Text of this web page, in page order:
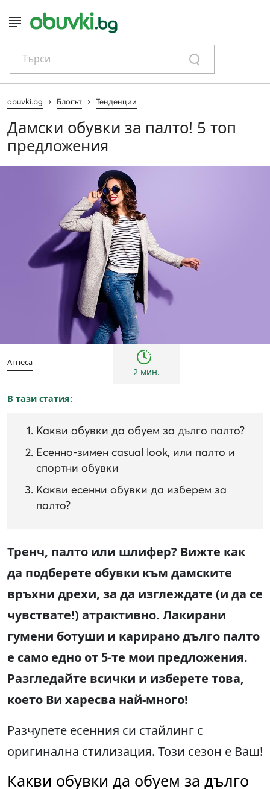
Търси
obuvki.bg › Блогът › Тенденции
Дамски обувки за палто! 5 топ
предложения
Агнеса
2 мин.
В тази статия:
Какви обувки да обуем за дълго палто?
Есенно-зимен casual look, или палто и
спортни обувки
Какви есенни обувки да изберем за
палто?
Тренч, палто или шлифер? Вижте как
да подберете обувки към дамските
връхни дрехи, за да изглеждате (и да се
чувствате!) атрактивно. Лакирани
гумени ботуши и карирано дълго палто
е само едно от 5-те мои предложения.
Разгледайте всички и изберете това,
което Ви харесва най-много!
Разчупете есенния си стайлинг с
оригинална стилизация. Този сезон е Ваш!
Какви обувки да обуем за дълго